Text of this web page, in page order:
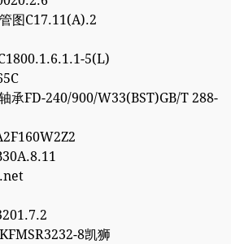
图C17.11(A).2
5(L)
承FD-240/900/W33(BST)GB/T 288-
8凯狮